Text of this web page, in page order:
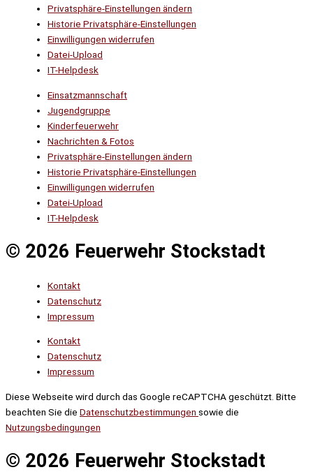
Privatsphäre-Einstellungen ändern
Historie Privatsphäre-Einstellungen
Einwilligungen widerrufen
Datei-Upload
IT-Helpdesk
Einsatzmannschaft
Jugendgruppe
Kinderfeuerwehr
Nachrichten & Fotos
Privatsphäre-Einstellungen ändern
Historie Privatsphäre-Einstellungen
Einwilligungen widerrufen
Datei-Upload
IT-Helpdesk
© 2026 Feuerwehr Stockstadt
Kontakt
Datenschutz
Impressum
Kontakt
Datenschutz
Impressum
Diese Webseite wird durch das Google reCAPTCHA geschützt. Bitte
beachten Sie die Datenschutzbestimmungen sowie die
Nutzungsbedingungen
© 2026 Feuerwehr Stockstadt